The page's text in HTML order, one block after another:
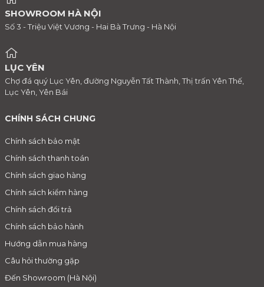
SHOWROOM HÀ NỘI
Số 3 - Triệu Việt Vương - Hai Bà Trưng - Hà Nội
LỤC YÊN
Chợ đá quý Lục Yên, đường Nguyễn Tất Thành, Thị trấn Yên Thế,
Lục Yên, Yên Bái
CHÍNH SÁCH CHUNG
Chính sách bảo mật
Chính sách thanh toán
Chính sách giao hàng
Chính sách kiểm hàng
Chính sách đổi trả
Chính sách bảo hành
Hướng dẫn mua hàng
Câu hỏi thường gặp
Đến Showroom (Hà Nội)